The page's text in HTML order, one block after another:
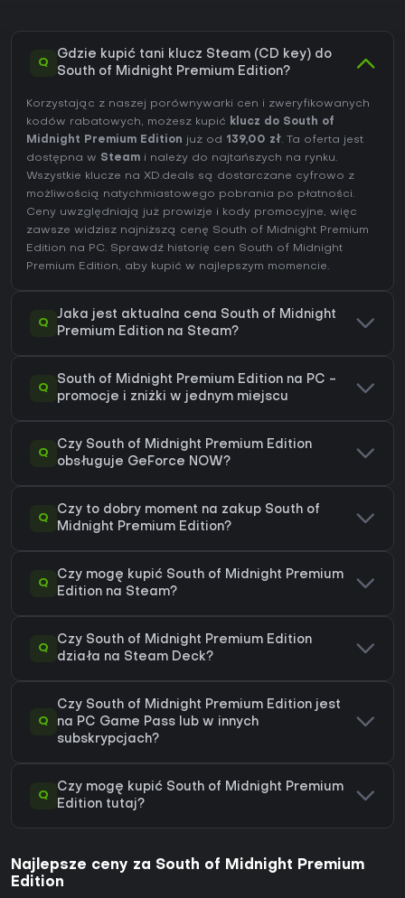
Q
Gdzie kupić tani klucz Steam (CD key) do
South of Midnight Premium Edition?
Korzystając z naszej porównywarki cen i zweryfikowanych
kodów rabatowych, możesz kupić klucz do South of
Midnight Premium Edition już od 139,00 zł. Ta oferta jest
dostępna w Steam i należy do najtańszych na rynku.
Wszystkie klucze na XD.deals są dostarczane cyfrowo z
możliwością natychmiastowego pobrania po płatności.
Ceny uwzględniają już prowizje i kody promocyjne, więc
zawsze widzisz najniższą cenę South of Midnight Premium
Edition na PC. Sprawdź historię cen South of Midnight
Premium Edition, aby kupić w najlepszym momencie.
Q
Jaka jest aktualna cena South of Midnight
Premium Edition na Steam?
Q
South of Midnight Premium Edition na PC -
promocje i zniżki w jednym miejscu
Q
Czy South of Midnight Premium Edition
obsługuje GeForce NOW?
Q
Czy to dobry moment na zakup South of
Midnight Premium Edition?
Q
Czy mogę kupić South of Midnight Premium
Edition na Steam?
Q
Czy South of Midnight Premium Edition
działa na Steam Deck?
Q
Czy South of Midnight Premium Edition jest
na PC Game Pass lub w innych
subskrypcjach?
Q
Czy mogę kupić South of Midnight Premium
Edition tutaj?
Najlepsze ceny za South of Midnight Premium
Edition